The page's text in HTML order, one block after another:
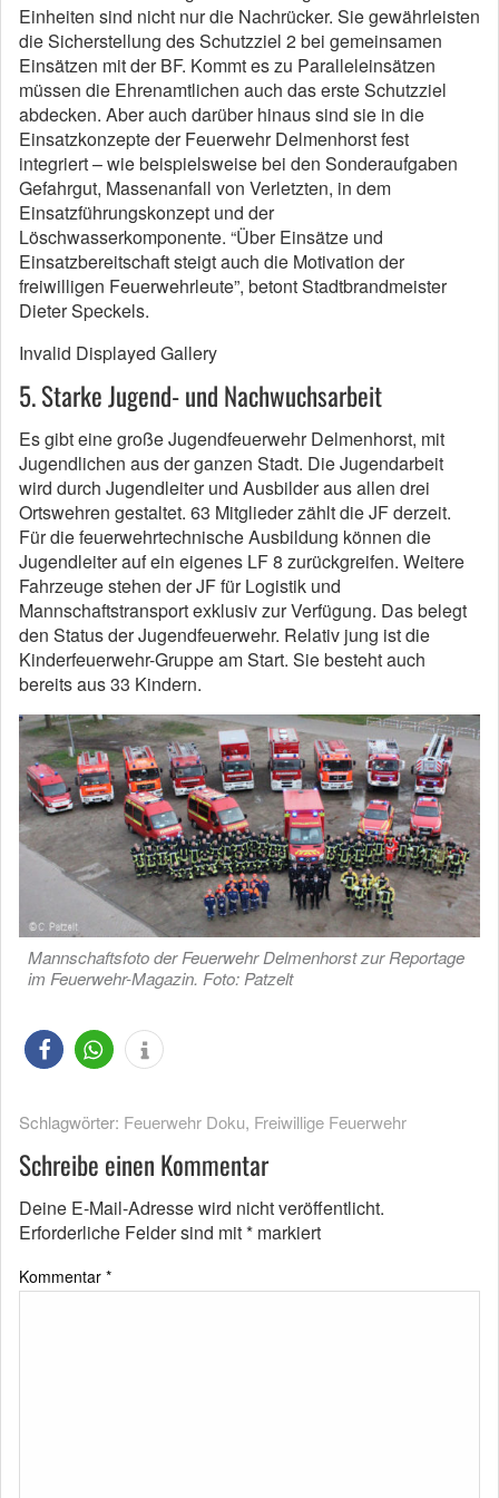
Einheiten sind nicht nur die Nachrücker. Sie gewährleisten
die Sicherstellung des Schutzziel 2 bei gemeinsamen
Einsätzen mit der BF. Kommt es zu Paralleleinsätzen
müssen die Ehrenamtlichen auch das erste Schutzziel
abdecken. Aber auch darüber hinaus sind sie in die
Einsatzkonzepte der Feuerwehr Delmenhorst fest
integriert – wie beispielsweise bei den Sonderaufgaben
Gefahrgut, Massenanfall von Verletzten, in dem
Einsatzführungskonzept und der
Löschwasserkomponente. “Über Einsätze und
Einsatzbereitschaft steigt auch die Motivation der
freiwilligen Feuerwehrleute”, betont Stadtbrandmeister
Dieter Speckels.
Invalid Displayed Gallery
5. Starke Jugend- und Nachwuchsarbeit
Es gibt eine große Jugendfeuerwehr Delmenhorst, mit
Jugendlichen aus der ganzen Stadt. Die Jugendarbeit
wird durch Jugendleiter und Ausbilder aus allen drei
Ortswehren gestaltet. 63 Mitglieder zählt die JF derzeit.
Für die feuerwehrtechnische Ausbildung können die
Jugendleiter auf ein eigenes LF 8 zurückgreifen. Weitere
Fahrzeuge stehen der JF für Logistik und
Mannschaftstransport exklusiv zur Verfügung. Das belegt
den Status der Jugendfeuerwehr. Relativ jung ist die
Kinderfeuerwehr-Gruppe am Start. Sie besteht auch
bereits aus 33 Kindern.
Mannschaftsfoto der Feuerwehr Delmenhorst zur Reportage
im Feuerwehr-Magazin. Foto: Patzelt
Schlagwörter: Feuerwehr Doku, Freiwillige Feuerwehr
Schreibe einen Kommentar
Deine E-Mail-Adresse wird nicht veröffentlicht.
Erforderliche Felder sind mit* markiert
Kommentar *